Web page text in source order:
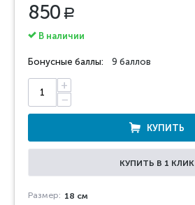
850 Р
В наличии
Бонусные баллы: 9 баллов
+
−
КУПИТЬ
КУПИТЬ В 1 КЛИК
Размер: 18 см